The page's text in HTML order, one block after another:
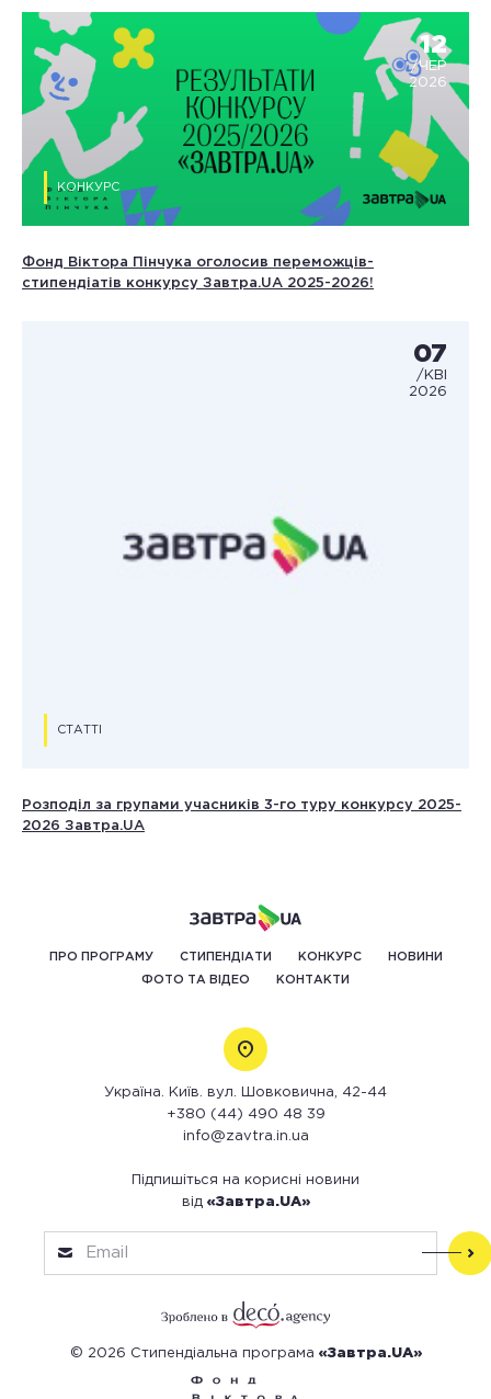
12
/ЧЕР
2026
КОНКУРС
Фонд Віктора Пінчука оголосив переможців-
стипендіатів конкурсу Завтра.UA 2025-2026!
07
/КВІ
2026
СТАТТІ
Розподіл за групами учасників 3-го туру конкурсу 2025-
2026 Завтра.UA
ПРО ПРОГРАМУ СТИПЕНДІАТИ КОНКУРС НОВИНИ
ФОТО ТА ВІДЕО КОНТАКТИ
Україна. Київ. вул. Шовковична, 42-44
+380 (44) 490 48 39
info@zavtra.in.ua
Підпишіться на корисні новини
від «Завтра.UA»
© 2026 Стипендіальна програма «Завтра.UA»